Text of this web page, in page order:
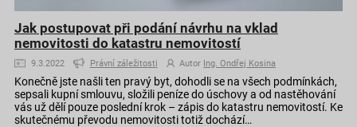
Jak postupovat při podání návrhu na vklad
nemovitosti do katastru nemovitostí
9.3.2022 Právní záležitosti Autor Ing. Ondřej Kosina
Konečně jste našli ten pravý byt, dohodli se na všech podmínkách,
sepsali kupní smlouvu, složili peníze do úschovy a od nastěhování
vás už dělí pouze poslední krok – zápis do katastru nemovitostí. Ke
skutečnému převodu nemovitosti totiž dochází…